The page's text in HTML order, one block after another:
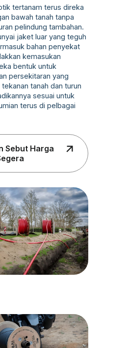
tertanam terus direka
bawah tanah tanpa
pelindung tambahan.
jaket luar yang teguh
bahan penyekat
kemasukan
bentuk untuk
persekitaran yang
tanah dan turun
sesuai untuk
terus di pelbagai
Sebut Harga